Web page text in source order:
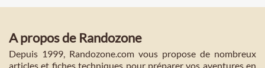
A propos de Randozone
Depuis 1999, Randozone.com vous propose de nombreux
articles et fiches techniques pour préparer vos aventures en